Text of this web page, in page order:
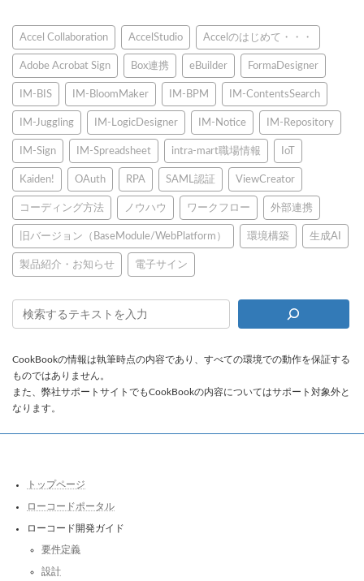
Accel Collaboration AccelStudio Accelのはじめて・・・
Adobe Acrobat Sign Box連携 eBuilder FormaDesigner
IM-BIS IM-BloomMaker IM-BPM IM-ContentsSearch
IM-Juggling IM-LogicDesigner IM-Notice IM-Repository
IM-Sign IM-Spreadsheet intra-mart職場情報 IoT
Kaiden! OAuth RPA SAML認証 ViewCreator
コーディング方法 ノウハウ ワークフロー 外部連携
旧バージョン（BaseModule/WebPlatform） 環境構築 生成AI
製品紹介・お知らせ 電子サイン
CookBookの情報は執筆時点の内容であり、すべての環境での動作を保証する
ものではありません。
また、弊社サポートサイトでもCookBookの内容についてはサポート対象外と
なります。
トップページ
ローコードポータル
ローコード開発ガイド
要件定義
設計